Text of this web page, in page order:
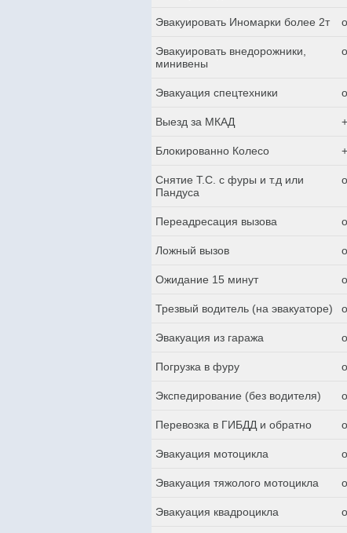
Эвакуировать Иномарки более 2т
Эвакуировать внедорожники,
минивены
Эвакуация спецтехники
Выезд за МКАД
Блокированно Колесо
Снятие Т.С. с фуры и т.д или
Пандуса
Переадресация вызова
Ложный вызов
Ожидание 15 минут
Трезвый водитель (на эвакуаторе)
Эвакуация из гаража
Погрузка в фуру
Экспедирование (без водителя)
Перевозка в ГИБДД и обратно
Эвакуация мотоцикла
Эвакуация тяжолого мотоцикла
Эвакуация квадроцикла